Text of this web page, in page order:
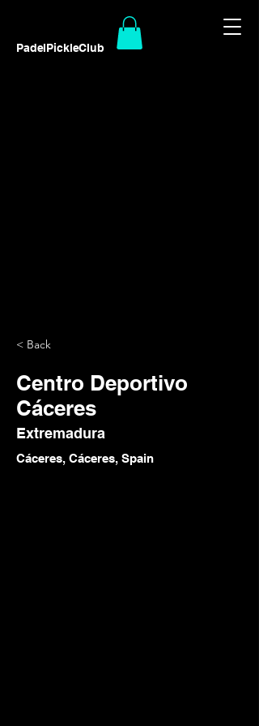
PadelPickleClub
< Back
Centro Deportivo
Cáceres
Extremadura
Cáceres‎, Cáceres, Spain